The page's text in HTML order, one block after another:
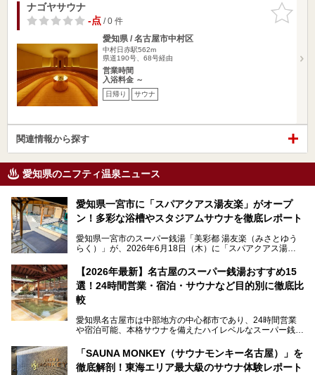
お気に入
りに追加
ナゴヤサウナ
-点/ 0 件
愛知県 / 名古屋市中村区
中村日赤駅562m
県道190号、68号経由
営業時間
入浴料金 ～
日帰り サウナ
関連情報から探す
愛知県のニフティ温泉ニュース
愛知県一宮市に「スパアクアス湯友楽」がオープ
ン！多彩な浴槽やスタジアムサウナを徹底レポート
愛知県一宮市のスーパー銭湯「美彩都 湯友楽（みさとゆう
らく）」が、2026年6月18日（木）に「スパアクアス湯友
この地で30年にわたり愛され続けてきた施設だからこそ、
地元住民をはじめオープンを待ちわびている人も多いのでは
ないでしょうか。
老朽化した設備の補修を機に、2年前からじっくり構想を練
ってきたというだけあって、館内の充実度は想像以上。
以前の4倍に拡張したという露天エリアや10の浴槽、40人収
容の巨大なスタジアムサウナに、岩盤浴やリラクゼーション
までまるごと楽しめる施設に生まれ変わりました。
今回は、全面リニューアルして新しくなった「スパアクアス
【2026年最新】名古屋のスーパー銭湯おすすめ15
選！24時間営業・宿泊・サウナなど目的別に徹底比
較
愛知県名古屋市は中部地方の中心都市であり、24時間営業
や宿泊可能、本格サウナを備えたハイレベルなスーパー銭湯
そのため、「日々の仕事の疲れを心身ともにリセットした
い」「休日に時間を忘れて1日中ダラダラ過ごしたい」「コ
「SAUNA MONKEY（サウナモンキー名古屋）」を
徹底解剖！東海エリア最大級のサウナ体験レポート